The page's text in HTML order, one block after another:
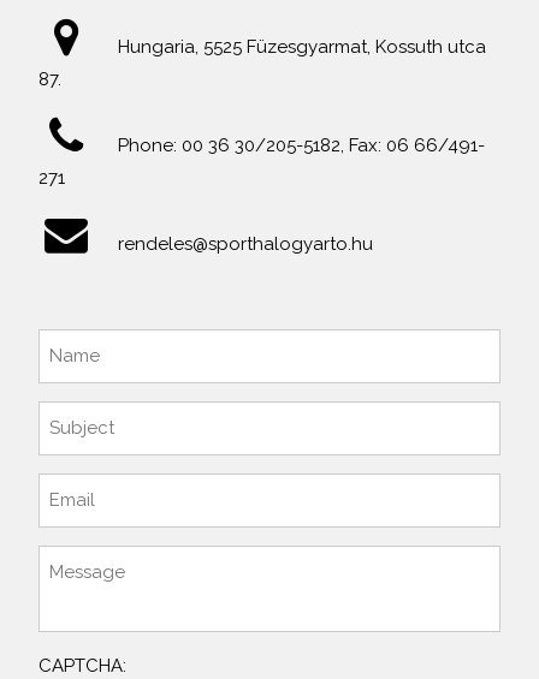
Hungaria, 5525 Füzesgyarmat, Kossuth utca
87.
Phone: 00 36 30/205-5182, Fax: 06 66/491-
271
rendeles@sporthalogyarto.hu
CAPTCHA: